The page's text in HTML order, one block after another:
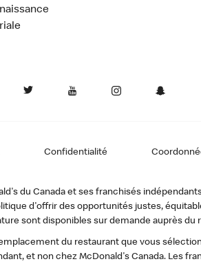
Confidentialité
du Canada et ses franchisés
d'offrir des opportunités justes,
sont disponibles sur demande auprès du
du restaurant que vous
et non chez McDonald's Canada. Les